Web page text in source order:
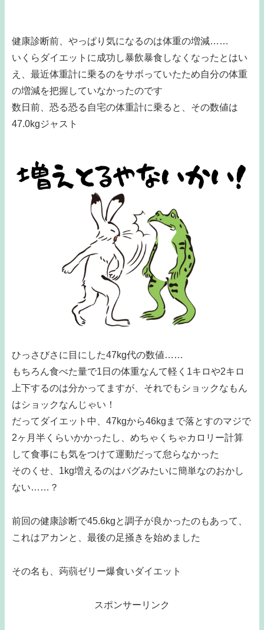
健康診断前、やっぱり気になるのは体重の増減……
いくらダイエットに成功し暴飲暴食しなくなったとはい
え、最近体重計に乗るのをサボっていたため自分の体重
の増減を把握していなかったのです
数日前、恐る恐る自宅の体重計に乗ると、その数値は
47.0kgジャスト
ひっさびさに目にした47kg代の数値……
もちろん食べた量で1日の体重なんて軽く1キロや2キロ
上下するのは分かってますが、それでもショックなもん
はショックなんじゃい！
だってダイエット中、47kgから46kgまで落とすのマジで
2ヶ月半くらいかかったし、めちゃくちゃカロリー計算
して食事にも気をつけて運動だって怠らなかった
そのくせ、1kg増えるのはバグみたいに簡単なのおかし
ない……？
前回の健康診断で45.6kgと調子が良かったのもあって、
これはアカンと、最後の足掻きを始めました
その名も、蒟蒻ゼリー爆食いダイエット
スポンサーリンク